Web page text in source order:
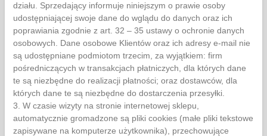
działu. Sprzedający informuje niniejszym o prawie osoby
udostępniającej swoje dane do wglądu do danych oraz ich
poprawiania zgodnie z art. 32 – 35 ustawy o ochronie danych
osobowych. Dane osobowe Klientów oraz ich adresy e-mail nie
są udostępniane podmiotom trzecim, za wyjątkiem: firm
pośredniczących w transakcjach płatniczych, dla których dane
te są niezbędne do realizacji płatności; oraz dostawców, dla
których dane te są niezbędne do dostarczenia przesyłki.
3. W czasie wizyty na stronie internetowej sklepu,
automatycznie gromadzone są pliki cookies (małe pliki tekstowe
zapisywane na komputerze użytkownika), przechowujące